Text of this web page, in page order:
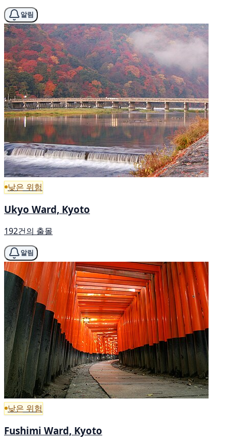
알림
낮은 위험
Ukyo Ward, Kyoto
192건의 출몰
알림
낮은 위험
Fushimi Ward, Kyoto